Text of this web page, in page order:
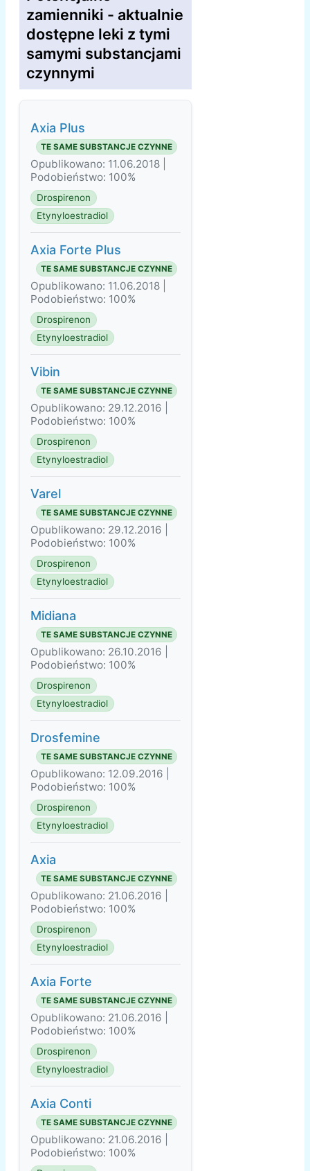
zamienniki - aktualnie
dostępne leki z tymi
samymi substancjami
czynnymi
Axia Plus
TE SAME SUBSTANCJE CZYNNE
Opublikowano: 11.06.2018 |
Podobieństwo: 100%
Drospirenon
Etynyloestradiol
Axia Forte Plus
TE SAME SUBSTANCJE CZYNNE
Opublikowano: 11.06.2018 |
Podobieństwo: 100%
Drospirenon
Etynyloestradiol
Vibin
TE SAME SUBSTANCJE CZYNNE
Opublikowano: 29.12.2016 |
Podobieństwo: 100%
Drospirenon
Etynyloestradiol
Varel
TE SAME SUBSTANCJE CZYNNE
Opublikowano: 29.12.2016 |
Podobieństwo: 100%
Drospirenon
Etynyloestradiol
Midiana
TE SAME SUBSTANCJE CZYNNE
Opublikowano: 26.10.2016 |
Podobieństwo: 100%
Drospirenon
Etynyloestradiol
Drosfemine
TE SAME SUBSTANCJE CZYNNE
Opublikowano: 12.09.2016 |
Podobieństwo: 100%
Drospirenon
Etynyloestradiol
Axia
TE SAME SUBSTANCJE CZYNNE
Opublikowano: 21.06.2016 |
Podobieństwo: 100%
Drospirenon
Etynyloestradiol
Axia Forte
TE SAME SUBSTANCJE CZYNNE
Opublikowano: 21.06.2016 |
Podobieństwo: 100%
Drospirenon
Etynyloestradiol
Axia Conti
TE SAME SUBSTANCJE CZYNNE
Opublikowano: 21.06.2016 |
Podobieństwo: 100%